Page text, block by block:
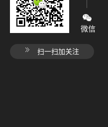
微信
扫一扫加关注